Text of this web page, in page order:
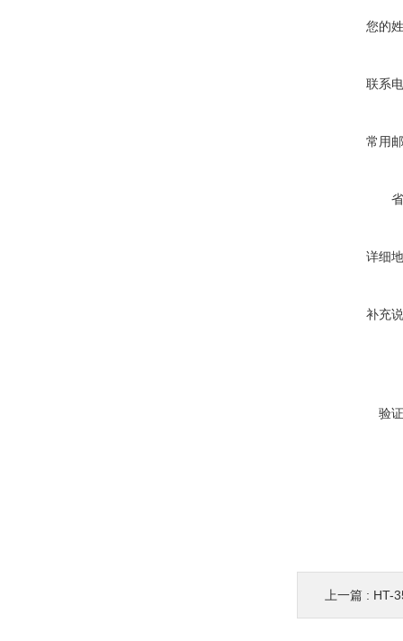
您的
联系
常用
详细
补充
验
上一篇 : HT-